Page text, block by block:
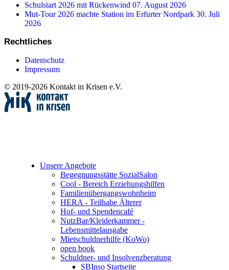
Schulstart 2026 mit Rückenwind 07. August 2026
Mut-Tour 2026 machte Station im Erfurter Nordpark 30. Juli
2026
Rechtliches
Datenschutz
Impressum
© 2019-2026 Kontakt in Krisen e.V.
Unsere Angebote
Begegnungsstätte SozialSalon
Cool - Bereich Erziehungshilfen
Familienübergangswohnheim
HERA - Teilhabe Älterer
Hof- und Spendencafé
NutzBar/Kleiderkammer -
Lebensmittelausgabe
Mietschuldnerhilfe (KoWo)
open book
Schuldner- und Insolvenzberatung
SBInso Startseite